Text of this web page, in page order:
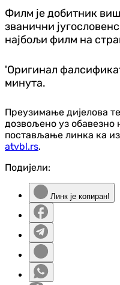
Филм је добитник
званични
најбољи филм на
'Оригинал
минута.
Преузимање дијелова
дозвољено уз обавезно
постављање линка ка
atvbl.rs.
Подијели:
Линк је копиран!